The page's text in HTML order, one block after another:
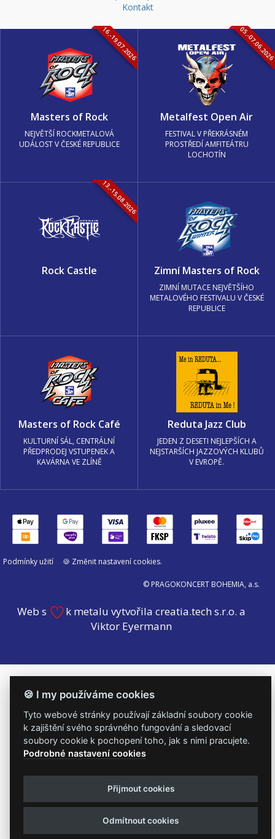
Kontakt
16.-19.07.2026
Masters of Rock
NEJVĚTŠÍ ROCKMETALOVÁ
UDÁLOST V ČESKÉ REPUBLICE
05.-
Metalfest Open Air
FESTIVAL V PŘEKRÁSNÉM
PROSTŘEDÍ AMFITEÁTRU
LOCHOTÍN
13.-15.08.2026
Rock Castle Zimní Masters of Rock
ZIMNÍ MUTACE NEJVĚTŠÍHO
METALOVÉHO FESTIVALU V ČESKÉ
REPUBLICE
Masters of Rock Café
KULTURNÍ SÁL, CENTRÁLNÍ
PŘEDPRODEJ VSTUPENEK A
KAVÁRNA VE ZLÍNĚ
Reduta Jazz Club
JEDEN Z DESETI NEJLEPŠÍCH A
NEJSTARŠÍCH JAZZOVÝCH KLUBŮ
V EVROPĚ.
Podmínky užití 🍪 Změnit nastavení cookies.
© PRAGOKONCERT BOHEMIA, a.s.
Web s
k metalu vytvořila creatia.tech s.r.o. a
Viktor Eyermann
🍪 I my používáme cookies
Tyto webové stránky používají základní soubory cookie
k zajištění svého správného fungování a sledovací
soubory cookie k pochopení toho, jak s nimi pracujete.
Podrobné nastavení cookies
Přijmout cookies
Odmítnout cookies